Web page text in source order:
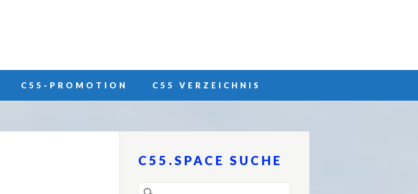
C55-PROMOTION C55 VERZEICHNIS
C55.SPACE SUCHE